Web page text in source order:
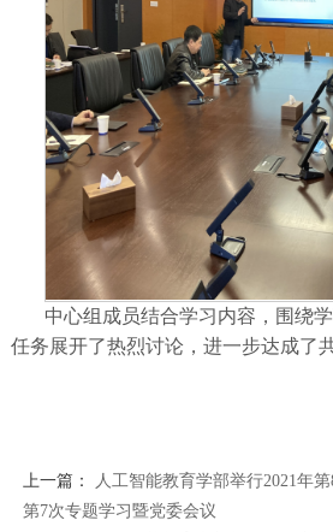
中心组成员结合学习内容，围绕
任务展开了热烈讨论，进一步达成了共
上一篇：
人工智能教育学部举行2021年
第7次专题学习暨党委会议